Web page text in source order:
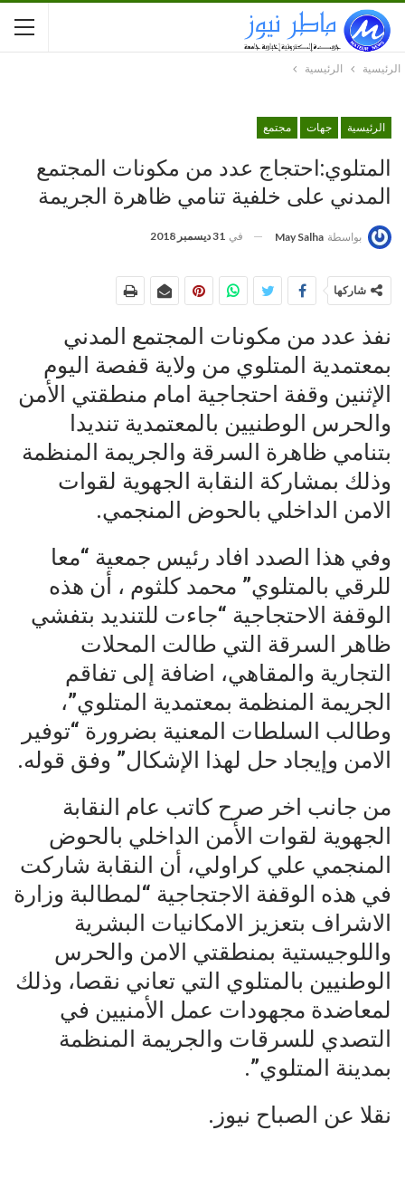
الرئيسية الرئيسية
الرئيسية جهات مجتمع
المتلوي:احتجاج عدد من مكونات المجتمع
المدني على خلفية تنامي ظاهرة الجريمة
بواسطة May Salha في 31 ديسمبر 2018
شاركها
نفذ عدد من مكونات المجتمع المدني
بمعتمدية المتلوي من ولاية قفصة اليوم
الإثنين وقفة احتجاجية امام منطقتي الأمن
والحرس الوطنيين بالمعتمدية تنديدا
بتنامي ظاهرة السرقة والجريمة المنظمة
وذلك بمشاركة النقابة الجهوية لقوات
الامن الداخلي بالحوض المنجمي.
وفي هذا الصدد افاد رئيس جمعية “معا
للرقي بالمتلوي” محمد كلثوم ، أن هذه
الوقفة الاحتجاجية “جاءت للتنديد بتفشي
ظاهر السرقة التي طالت المحلات
التجارية والمقاهي، اضافة إلى تفاقم
الجريمة المنظمة بمعتمدية المتلوي”،
وطالب السلطات المعنية بضرورة “توفير
الامن وإيجاد حل لهذا الإشكال” وفق قوله.
من جانب اخر صرح كاتب عام النقابة
الجهوية لقوات الأمن الداخلي بالحوض
المنجمي علي كراولي، أن النقابة شاركت
في هذه الوقفة الاجتجاجية “لمطالبة وزارة
الاشراف بتعزيز الامكانيات البشرية
واللوجيستية بمنطقتي الامن والحرس
الوطنيين بالمتلوي التي تعاني نقصا، وذلك
لمعاضدة مجهودات عمل الأمنيين في
التصدي للسرقات والجريمة المنظمة
بمدينة المتلوي”.
نقلا عن الصباح نيوز.